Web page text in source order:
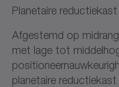
Planetaire reductiekast
Afgestemd op
met lage tot
planetaire